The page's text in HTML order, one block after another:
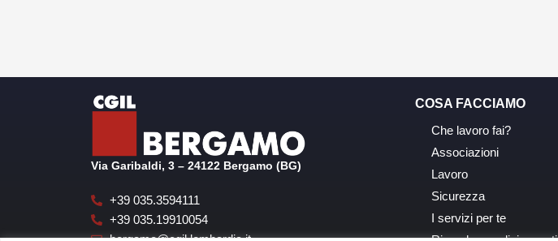
Via Garibaldi, 3 – 24122 Bergamo (BG)
+39 035.3594111
+39 035.19910054
COSA FACCIAMO
Che lavoro fai?
Associazioni
Lavoro
Sicurezza
I servizi per te